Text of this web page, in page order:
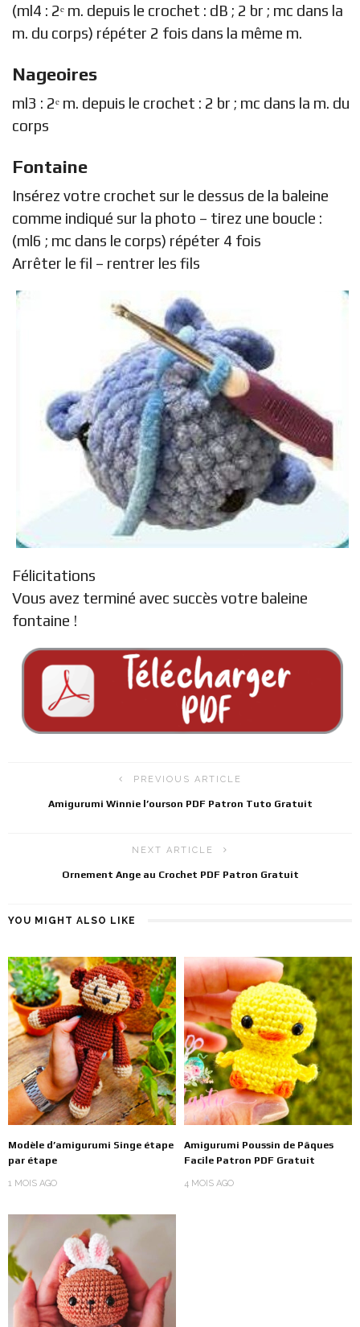
(ml4 : 2ᵉ m. depuis le crochet : dB ; 2 br ; mc dans la
m. du corps) répéter 2 fois dans la même m.
Nageoires
ml3 : 2ᵉ m. depuis le crochet : 2 br ; mc dans la m. du
corps
Fontaine
Insérez votre crochet sur le dessus de la baleine
comme indiqué sur la photo – tirez une boucle :
(ml6 ; mc dans le corps) répéter 4 fois
Arrêter le fil – rentrer les fils
Félicitations
Vous avez terminé avec succès votre baleine
fontaine !
PREVIOUS ARTICLE
Amigurumi Winnie l’ourson PDF Patron Tuto Gratuit
NEXT ARTICLE
Ornement Ange au Crochet PDF Patron Gratuit
YOU MIGHT ALSO LIKE
Modèle d’amigurumi Singe étape
par étape
1 MOIS AGO
Amigurumi Poussin de Pâques
Facile Patron PDF Gratuit
4 MOIS AGO